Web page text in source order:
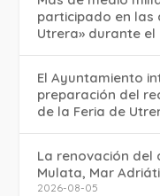
participado en las
Utrera» durante el
El Ayuntamiento
preparación del
de la Feria de
La renovación del
Mulata, Mar
2026-08-05